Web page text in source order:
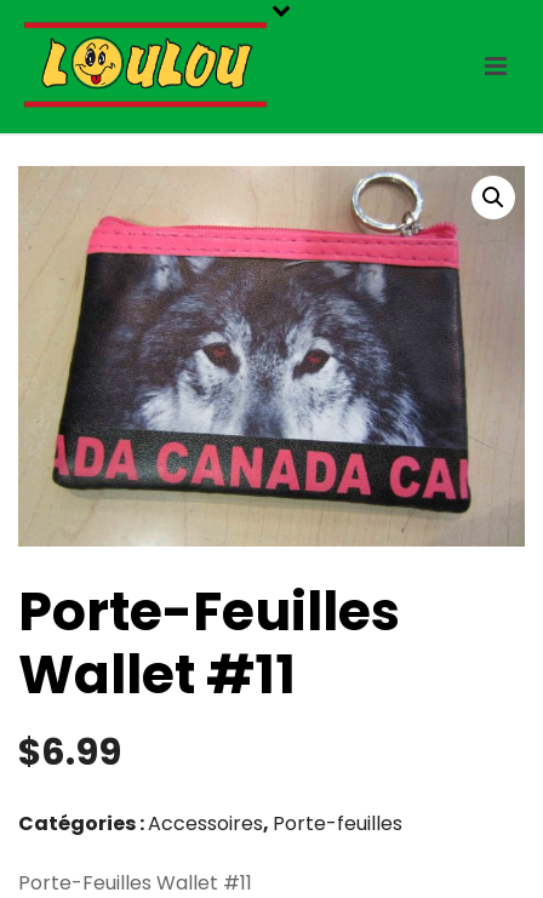
Porte-Feuilles
Wallet #11
$6.99
Catégories :Accessoires, Porte-feuilles
Porte-Feuilles Wallet #11